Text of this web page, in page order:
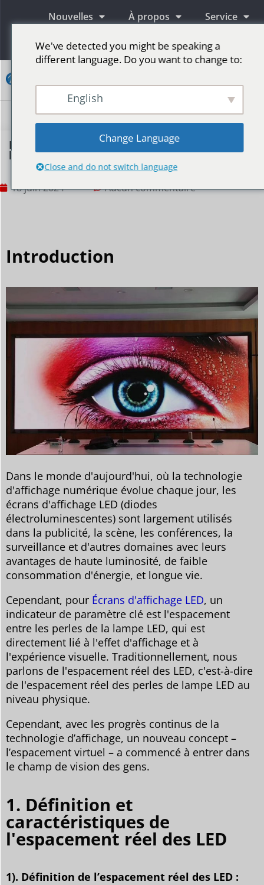
Nouvelles À propos Service
Information
Discussion sur l'espacement réel et
l'espacement virtuel des LED
18 juin 2024 Aucun commentaire
Introduction
Dans le monde d'aujourd'hui, où la technologie
d'affichage numérique évolue chaque jour, les
écrans d'affichage LED (diodes
électroluminescentes) sont largement utilisés
dans la publicité, la scène, les conférences, la
surveillance et d'autres domaines avec leurs
avantages de haute luminosité, de faible
consommation d'énergie, et longue vie.
Cependant, pour Écrans d'affichage LED, un
indicateur de paramètre clé est l'espacement
entre les perles de la lampe LED, qui est
directement lié à l'effet d'affichage et à
l'expérience visuelle. Traditionnellement, nous
parlons de l'espacement réel des LED, c'est-à-dire
de l'espacement réel des perles de lampe LED au
niveau physique.
Cependant, avec les progrès continus de la
technologie d’affichage, un nouveau concept –
l’espacement virtuel – a commencé à entrer dans
le champ de vision des gens.
1. Définition et
caractéristiques de
l'espacement réel des LED
1). Définition de l’espacement réel des LED :
We've detected you might be speaking a
different language. Do you want to change to:
English
Change Language
Close and do not switch language